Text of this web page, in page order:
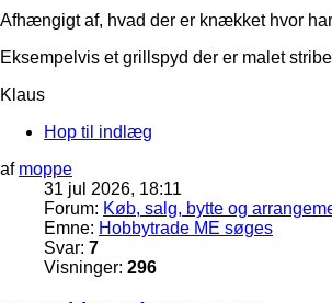
Afhængigt af, hvad der er knækket hvor
Eksempelvis et grillspyd der er malet
Klaus
Hop til indlæg
af moppe
31 jul 2026, 18:11
Forum: Køb, salg, bytte og
Emne: Hobbytrade ME søges
Svar: 7
Visninger: 296